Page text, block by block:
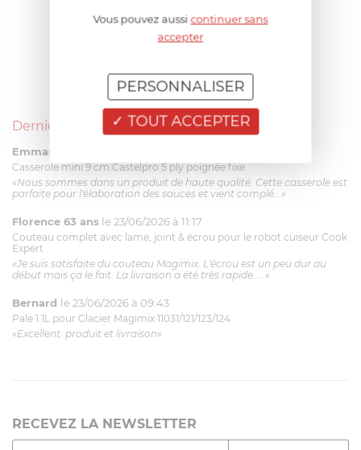
Derniers avis produits
Emmanuel 56 ans
Casserole mini 9 cm Castelpro 5 ply poignée fixe
«Nous sommes dans un produit de haute qualité. Cette casserole est
parfaite pour l'élaboration des sauces et vient complé...»
Florence 63 ans le 23/06/2026 à 11:17
Couteau complet avec lame, joint & écrou pour le robot cuiseur Cook
Expert
«Je suis satisfaite du couteau Magimix. L'écrou est un peu dur au
début mais ça le fait. La livraison a été très rapide. ...»
Bernard le 23/06/2026 à 09:43
Pale 1.1L pour Glacier Magimix 11031/121/123/124
«Excellent: produit et livraison»
RECEVEZ LA NEWSLETTER
Vous pouvez aussicontinuer sans
accepter
TOUT ACCEPTER
PERSONNALISER